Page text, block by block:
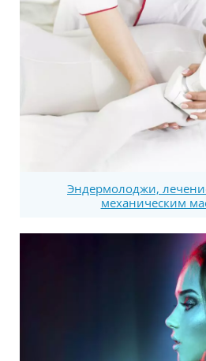
Эндермолоджи,
механическим